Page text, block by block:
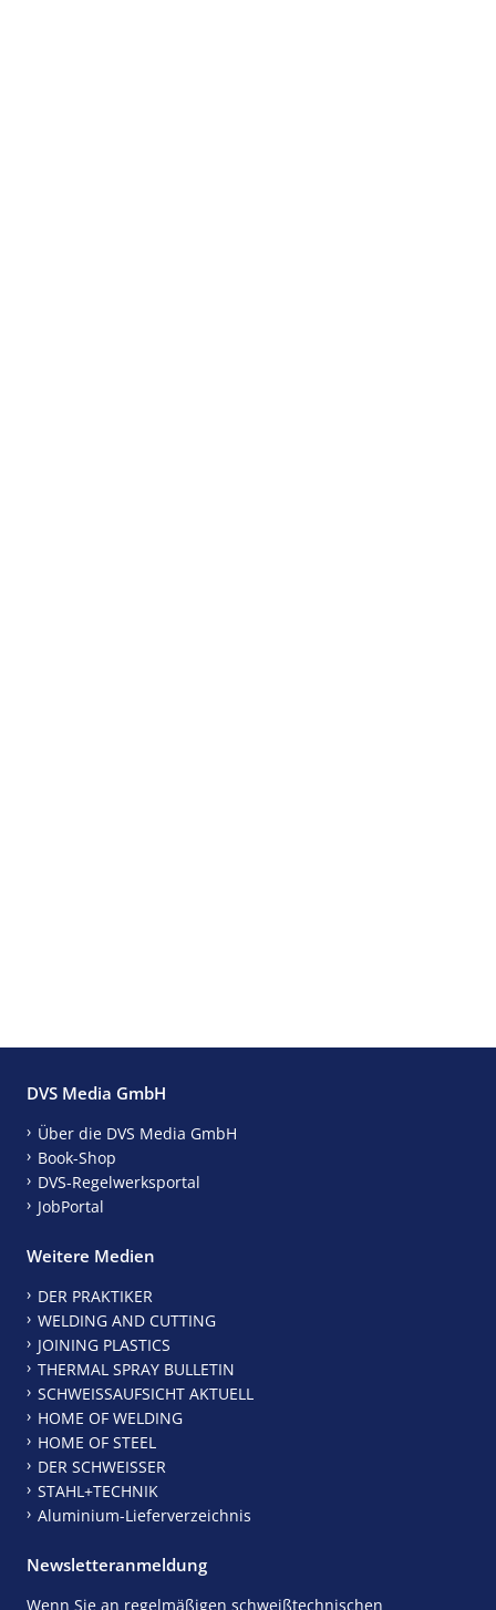
DVS Media GmbH
Über die DVS Media GmbH
Book-Shop
DVS-Regelwerksportal
JobPortal
Weitere Medien
DER PRAKTIKER
WELDING AND CUTTING
JOINING PLASTICS
THERMAL SPRAY BULLETIN
SCHWEISSAUFSICHT AKTUELL
HOME OF WELDING
HOME OF STEEL
DER SCHWEISSER
STAHL+TECHNIK
Aluminium-Lieferverzeichnis
Newsletteranmeldung
Wenn Sie an regelmäßigen schweißtechnischen